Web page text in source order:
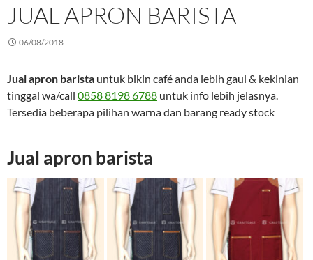
JUAL APRON BARISTA
06/08/2018
Jual apron barista untuk bikin café anda lebih gaul & kekinian
tinggal wa/call 0858 8198 6788 untuk info lebih jelasnya.
Tersedia beberapa pilihan warna dan barang ready stock
Jual apron barista